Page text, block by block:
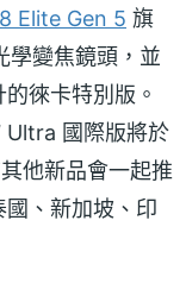
Elite Gen 5 旗
學變焦鏡頭，並
徠卡特別版。
Ultra 國際版將於
他新品會一起推
、新加坡、印